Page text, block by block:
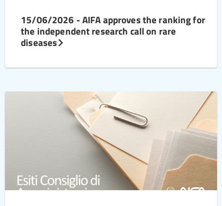
15/06/2026 - AIFA approves the ranking for
the independent research call on rare
diseases